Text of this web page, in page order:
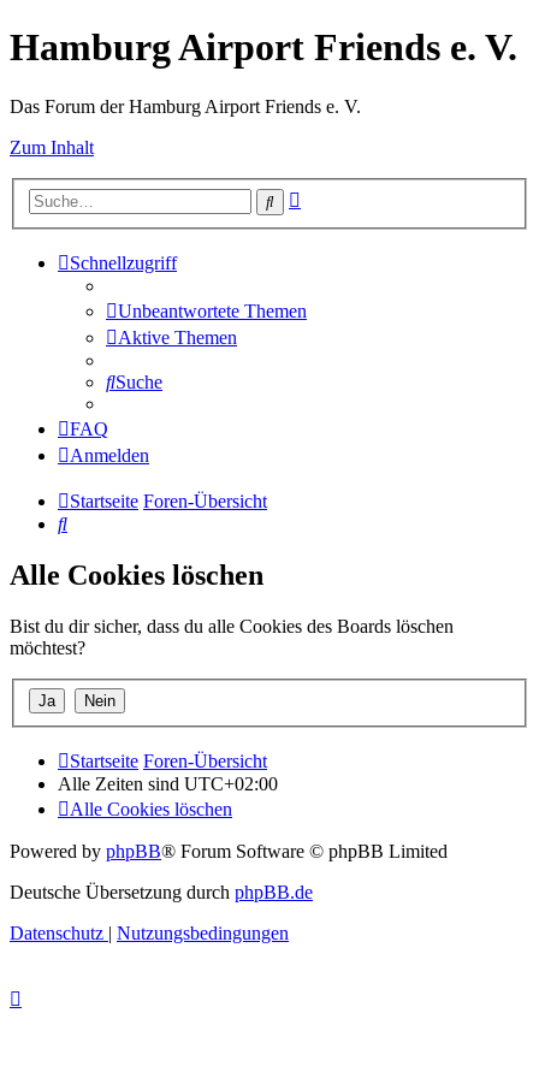
Hamburg Airport Friends e. V.
Das Forum der Hamburg Airport Friends e. V.
Zum Inhalt
Suche
Schnellzugriff
Unbeantwortete Themen
Aktive Themen
Suche
FAQ
Anmelden
Startseite Foren-Übersicht
Suche
Alle Cookies löschen
Bist du dir sicher, dass du alle Cookies des Boards löschen
möchtest?
Startseite Foren-Übersicht
Alle Zeiten sind UTC+02:00
Alle Cookies löschen
Powered by phpBB® Forum Software © phpBB Limited
Deutsche Übersetzung durch phpBB.de
Datenschutz | Nutzungsbedingungen